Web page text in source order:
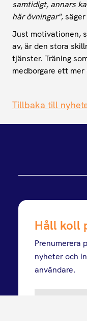
samtidigt, annars
här övningar",
Just motivationen,
av, är den stora
tjänster. Träning
medborgare ett
Tillbaka till
Håll koll
Prenumerera
nyheter och
användare.